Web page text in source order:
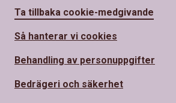
Ta tillbaka cookie-medgivande
Så hanterar vi cookies
Behandling av personuppgifter
Bedrägeri och säkerhet